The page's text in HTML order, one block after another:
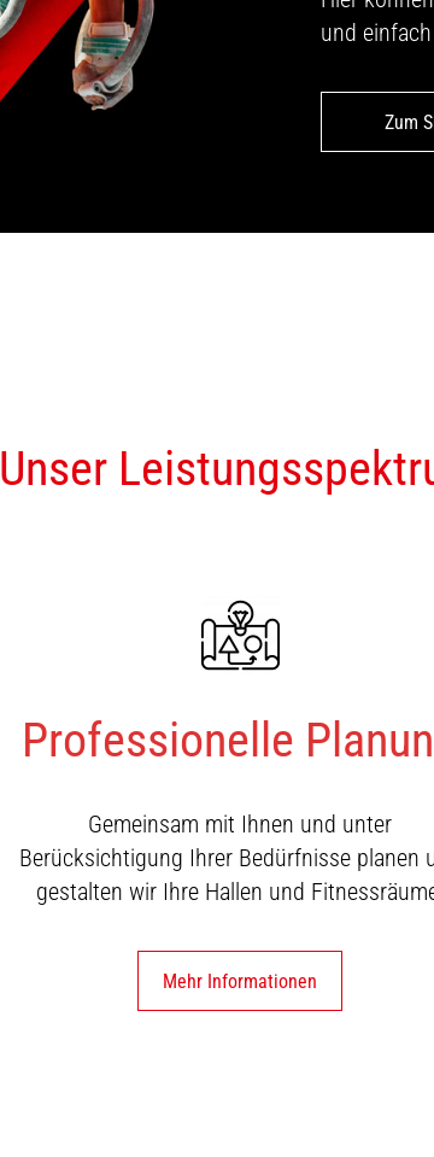
und
Zum
Unser
Professionelle
Gemeinsam mit Ihnen und unter
Berücksichtigung Ihrer Bedürfnisse planen
gestalten wir Ihre Hallen und
Mehr Informationen